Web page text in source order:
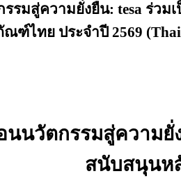
รมสู่ความยั่งยืน: tesa ร่ว
ฑ์ไทย ประจำปี 2569 (Thai
นนวัตกรรมสู่ความ
สนับสนุนห